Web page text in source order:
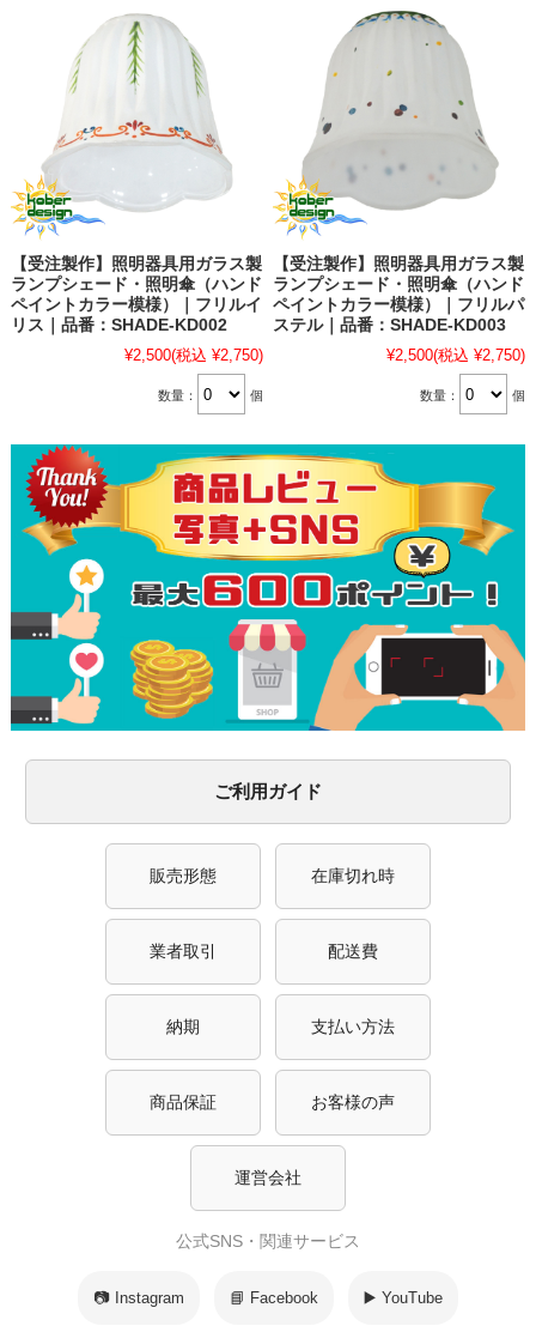
【受注製作】照明器具用ガラス製
ランプシェード・照明傘（ハンド
ペイントカラー模様）｜フリルイ
リス｜品番：SHADE-KD002
¥2,500(税込 ¥2,750)
数量： 個
【受注製作】照明器具用ガラス製
ランプシェード・照明傘（ハンド
ペイントカラー模様）｜フリルパ
ステル｜品番：SHADE-KD003
¥2,500(税込 ¥2,750)
数量： 個
ご利用ガイド
販売形態 在庫切れ時
業者取引 配送費
納期 支払い方法
商品保証 お客様の声
運営会社
公式SNS・関連サービス
📷 Instagram 📘 Facebook ▶️ YouTube